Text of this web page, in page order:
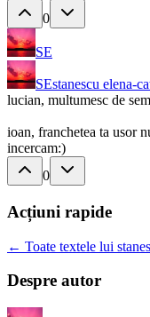
0
SE
SEstanescu elena-
lucian, multumesc de
ioan, franchetea ta usor
incercam:)
0
Acțiuni rapide
← Toate textele lui
Despre autor